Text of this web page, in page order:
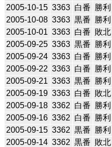
2005-10-15 3363 白番 勝利
2005-10-08 3363 黒番 勝利
2005-10-01 3363 白番 敗北
2005-09-25 3363 黒番 勝利
2005-09-24 3363 白番 勝利
2005-09-22 3363 白番 勝利
2005-09-21 3363 黒番 勝利
2005-09-19 3363 白番 敗北
2005-09-18 3362 白番 勝利
2005-09-16 3362 白番 勝利
2005-09-15 3362 黒番 勝利
2005-09-14 3362 黒番 敗北